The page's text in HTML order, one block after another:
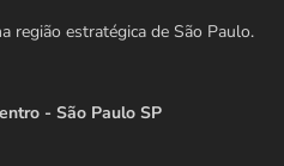
região estratégica de São Paulo.
- São Paulo SP